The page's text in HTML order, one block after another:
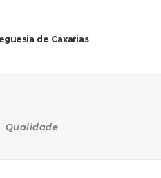
de Caxarias
Qualidade